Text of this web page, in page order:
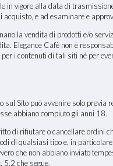
in vigore alla data di
e ad esaminare e
la vendita di prodotti e/o
Elegance Cafè non è
i contenuti di tali siti né per
sul Sito può avvenire solo
abbiano compiuto gli anni 18.
di rifiutare o cancellare ordini
di qualsiasi tipo e, in
che non abbiano inviato
5.2 che segue.